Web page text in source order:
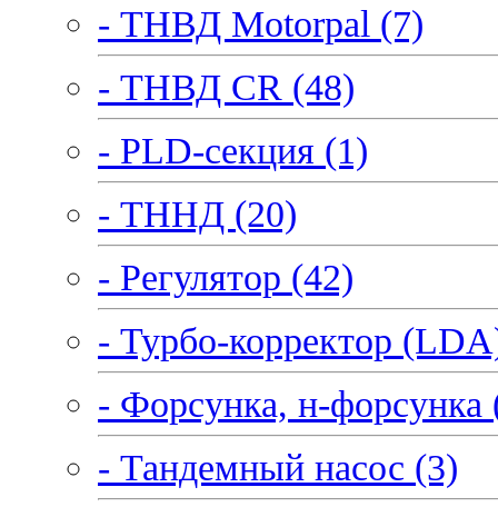
- ТНВД Motorpal (7)
- ТНВД CR (48)
- PLD-секция (1)
- ТННД (20)
- Регулятор (42)
- Турбо-корректор
- Форсунка, н-форсунка
- Тандемный насос (3)